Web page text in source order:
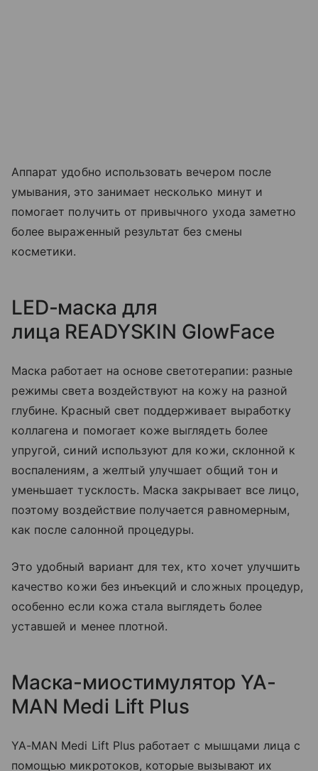
Аппарат удобно использовать вечером после
умывания, это занимает несколько минут и
помогает получить от привычного ухода заметно
более выраженный результат без смены
косметики.
LED-маска для
лица READYSKIN GlowFace
Маска работает на основе светотерапии: разные
режимы света воздействуют на кожу на разной
глубине. Красный свет поддерживает выработку
коллагена и помогает коже выглядеть более
упругой, синий используют для кожи, склонной к
воспалениям, а желтый улучшает общий тон и
уменьшает тусклость. Маска закрывает все лицо,
поэтому воздействие получается равномерным,
как после салонной процедуры.
Это удобный вариант для тех, кто хочет улучшить
качество кожи без инъекций и сложных процедур,
особенно если кожа стала выглядеть более
уставшей и менее плотной.
Маска-миостимулятор YA-
MAN Medi Lift Plus
YA-MAN Medi Lift Plus работает с мышцами лица с
помощью микротоков, которые вызывают их